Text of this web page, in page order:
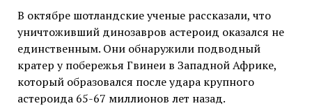
В октябре шотландские ученые рассказали, что
уничтоживший динозавров астероид оказался не
единственным. Они обнаружили подводный
кратер у побережья Гвинеи в Западной Африке,
который образовался после удара крупного
астероида 65-67 миллионов лет назад.